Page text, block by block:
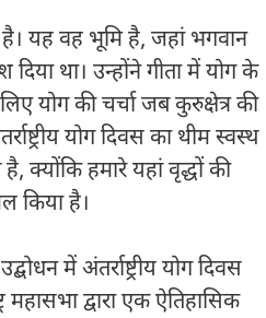
है। यह वह भूमि है, जहां भगवान
था। उन्होंने गीता में योग के
योग की चर्चा जब कुरुक्षेत्र की
योग दिवस का थीम स्वस्थ
हमारे यहां वृद्धों की
किया है।
में अंतर्राष्ट्रीय योग दिवस
द्वारा एक ऐतिहासिक